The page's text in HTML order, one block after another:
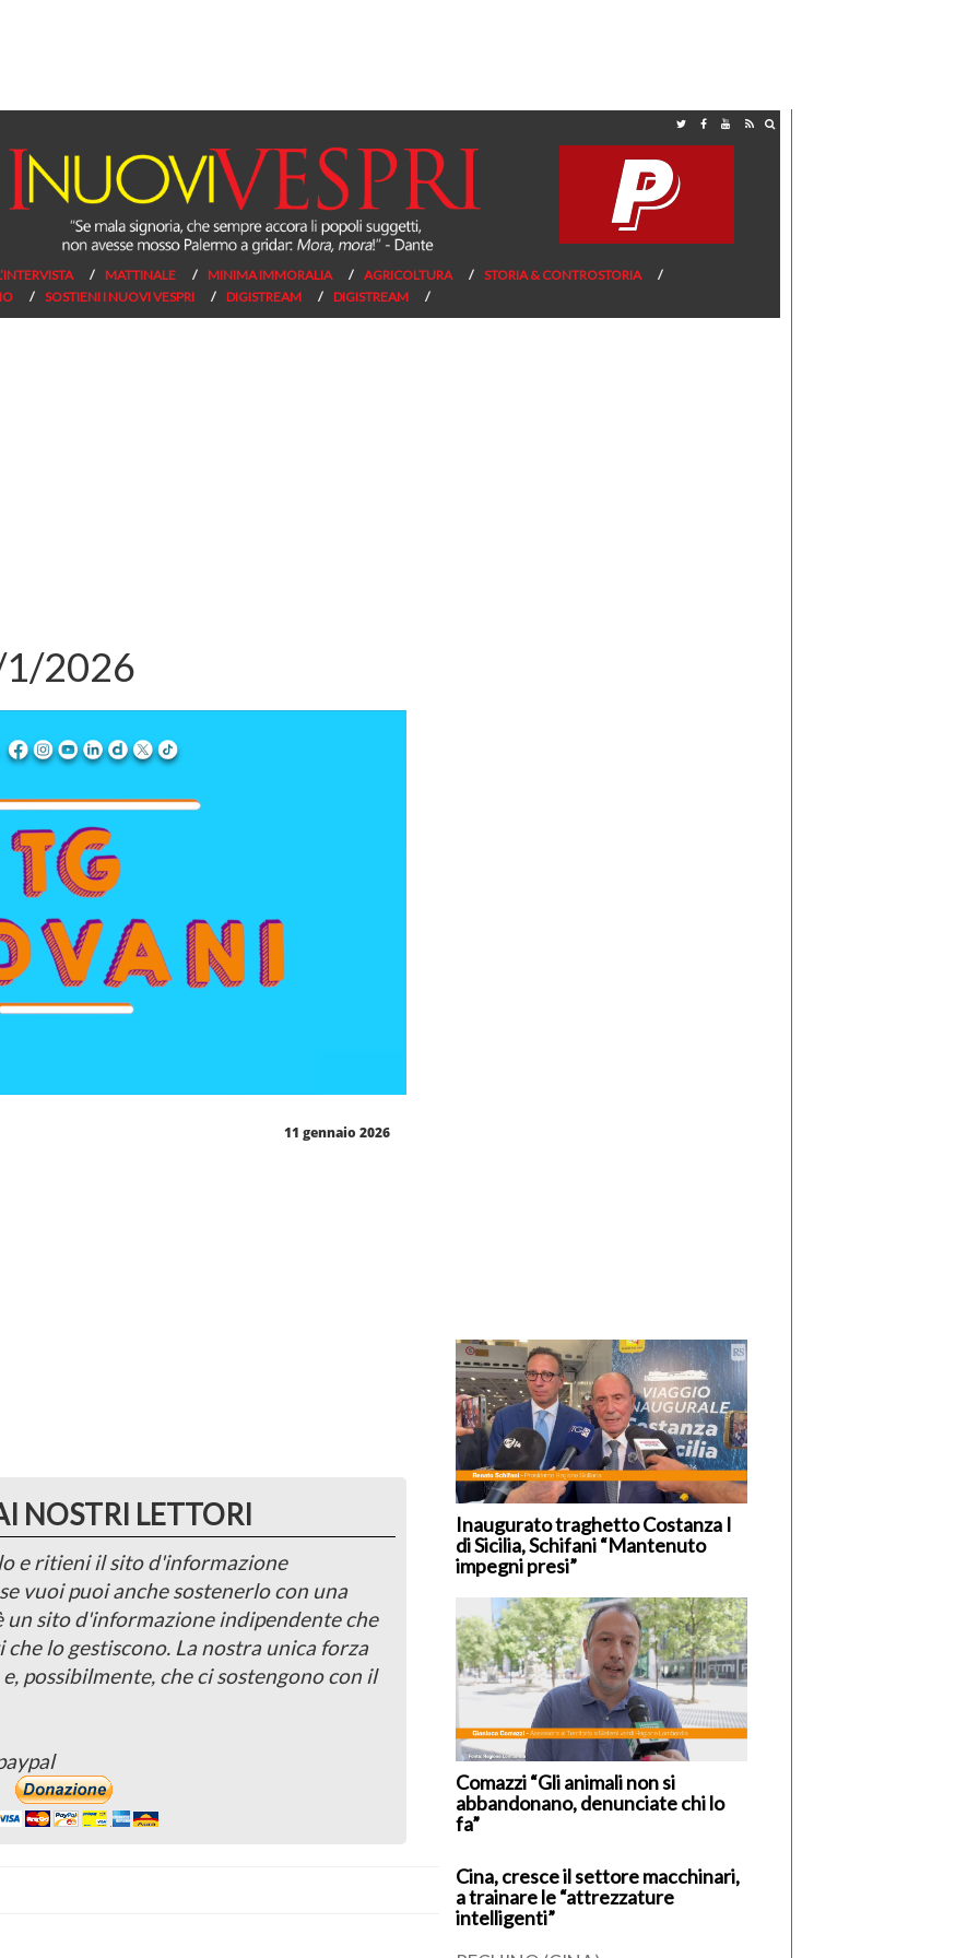
MATTINALE MINIMA IMMORALIA AGRICOLTURA
STORIA & CONTROSTORIA
SOSTIENI I NUOVI VESPRI DIGISTREAM DIGISTREAM
1/2026
11 gennaio 2026
NOSTRI LETTORI
e ritieni il sito d'informazione
vuoi puoi anche sostenerlo con una
sito d'informazione indipendente che
lo gestiscono. La nostra unica forza
possibilmente, che ci sostengono con il
Inaugurato traghetto Costanza I
di Sicilia, Schifani “Mantenuto
impegni presi”
Comazzi “Gli animali non si
abbandonano, denunciate chi lo
fa”
Cina, cresce il settore macchinari,
a trainare le “attrezzature
intelligenti”